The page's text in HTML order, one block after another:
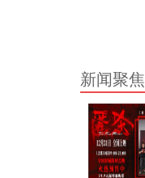
新闻聚焦